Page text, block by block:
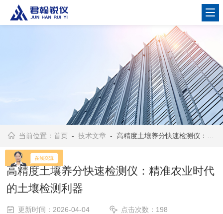
当前位置：首页 -技术文章 - 高精度土壤养分快速检测仪：精准农业时代的土壤检测利器
高精度土壤养分快速检测仪：精准农业时代
的土壤检测利器
更新时间：2026-04-04 点击次数：198